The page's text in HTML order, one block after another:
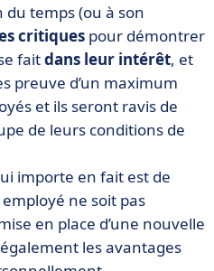
du temps (ou à son
critiques pour démontrer
faitdans leur intérêt, et
preuve d’un maximum
et ils seront ravis de
de leurs conditions de
importe en fait est de
ne soit pas
en place d’une nouvelle
les avantages